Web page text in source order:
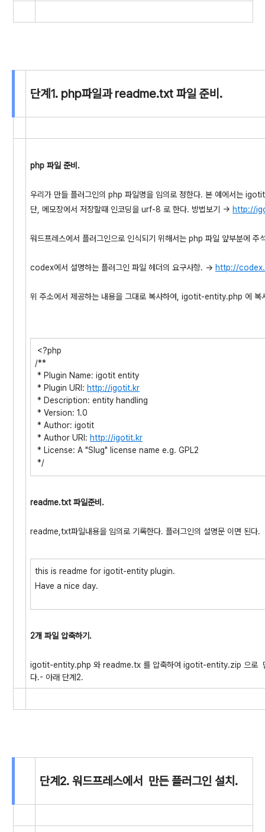
단계1. php파일과 readme.txt 파일 준비.
php 파일 준비.
우리가 만들 플러그인의 php 파일명을 임의로 정한다. 본 예에서는
단, 메모장에서 저장할때 인코딩을 urf-8 로 한다. 방법보기 -> http://
워드프레스에서 플러그인으로 인식되기 위해서는 php 파일 앞부분에 주
codex에서 설명하는 플러그인 파일 헤더의 요구사항. -> http://
위 주소에서 제공하는 내용을 그대로 복사하여, igotit-entity.php 에 복
<?php
/**
* Plugin Name: igotit entity
* Plugin URI: http://igotit.kr
* Description: entity handling
* Version: 1.0
* Author: igotit
* Author URI: http://igotit.kr
* License: A "Slug" license name e.g. GPL2
*/
readme.txt 파일준비.
readme,txt파일내용을 임의로 기록한다. 플러그인의 설명문 이면 된다.
this is readme for igotit-entity plugin.
Have a nice day.
2개 파일 압축하기.
igotit-entity.php 와 readme.tx 를 압축하여 igotit-entity.zip 으로 만
다.- 아래 단계2.
단계2. 워드프레스에서 만든 플러그인 설치.